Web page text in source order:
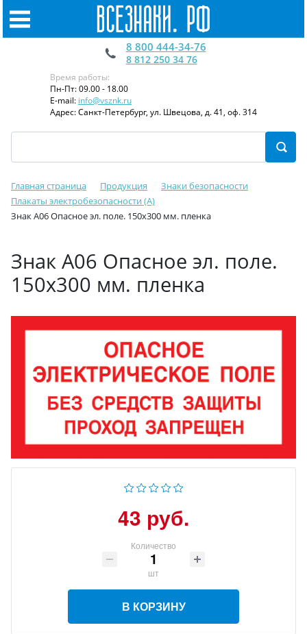
8 800 444-34-76
8 812 250 34 76
Время работы:
Пн-Пт: 09.00 - 18.00
E-mail: info@vsznk.ru
Адрес: Санкт-Петербург, ул. Швецова, д. 41, оф. 314
Главная страница Продукция
Знаки безопасности
Плакаты электробезопасности (A)
Знак A06 Опасное эл. поле. 150x300 мм. пленка
Знак A06 Опасное эл. поле.
150x300 мм. пленка
43 руб.
Количество
шт
В КОРЗИНУ